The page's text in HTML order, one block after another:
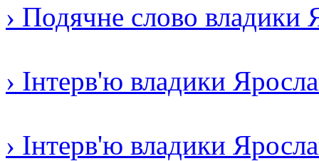
› Подячне слово владики
› Інтерв'ю владики
› Інтерв'ю владики